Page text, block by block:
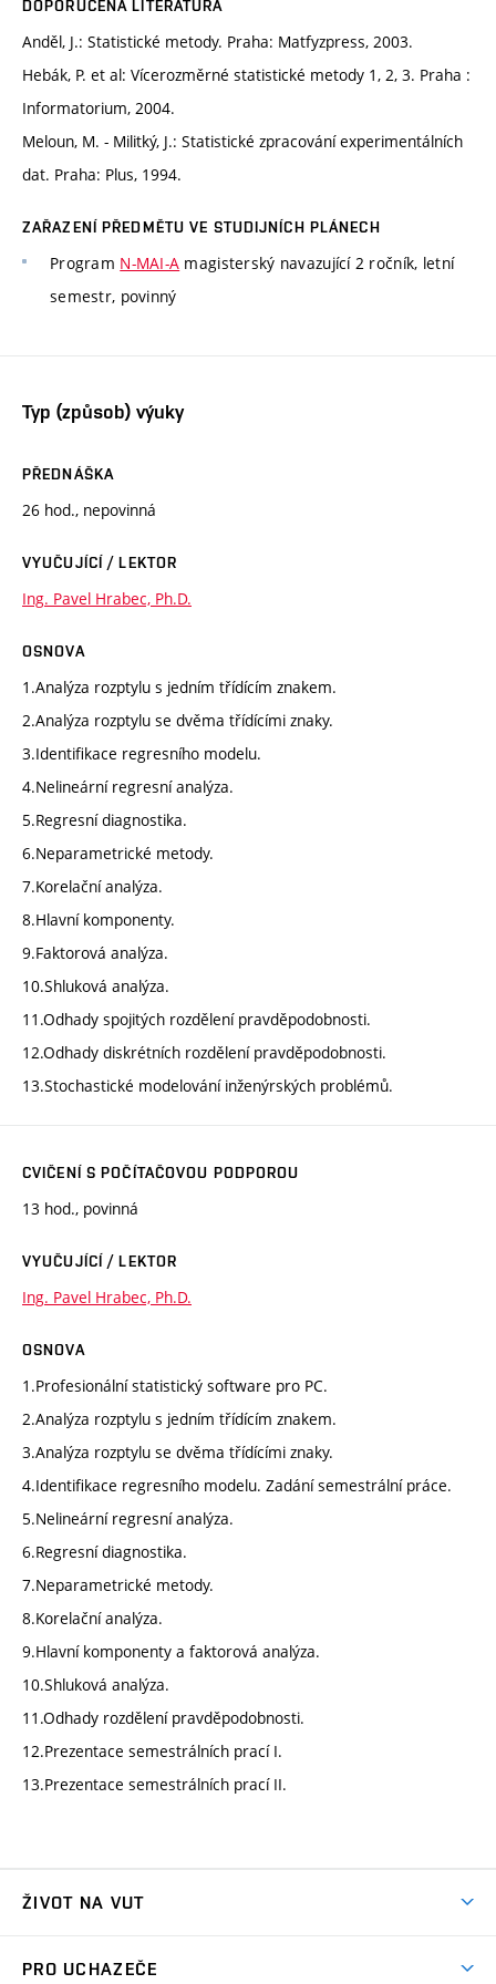
DOPORUČENÁ LITERATURA
Anděl, J.: Statistické metody. Praha: Matfyzpress, 2003.
Hebák, P. et al: Vícerozměrné statistické metody 1, 2, 3. Praha :
Informatorium, 2004.
Meloun, M. - Militký, J.: Statistické zpracování experimentálních
dat. Praha: Plus, 1994.
ZAŘAZENÍ PŘEDMĚTU VE STUDIJNÍCH PLÁNECH
Program N-MAI-A magisterský navazující 2 ročník, letní
semestr, povinný
Typ (způsob) výuky
PŘEDNÁŠKA
26 hod., nepovinná
VYUČUJÍCÍ / LEKTOR
Ing. Pavel Hrabec, Ph.D.
OSNOVA
1.Analýza rozptylu s jedním třídícím znakem.
2.Analýza rozptylu se dvěma třídícími znaky.
3.Identifikace regresního modelu.
4.Nelineární regresní analýza.
5.Regresní diagnostika.
6.Neparametrické metody.
7.Korelační analýza.
8.Hlavní komponenty.
9.Faktorová analýza.
10.Shluková analýza.
11.Odhady spojitých rozdělení pravděpodobnosti.
12.Odhady diskrétních rozdělení pravděpodobnosti.
13.Stochastické modelování inženýrských problémů.
CVIČENÍ S POČÍTAČOVOU PODPOROU
13 hod., povinná
VYUČUJÍCÍ / LEKTOR
Ing. Pavel Hrabec, Ph.D.
OSNOVA
1.Profesionální statistický software pro PC.
2.Analýza rozptylu s jedním třídícím znakem.
3.Analýza rozptylu se dvěma třídícími znaky.
4.Identifikace regresního modelu. Zadání semestrální práce.
5.Nelineární regresní analýza.
6.Regresní diagnostika.
7.Neparametrické metody.
8.Korelační analýza.
9.Hlavní komponenty a faktorová analýza.
10.Shluková analýza.
11.Odhady rozdělení pravděpodobnosti.
12.Prezentace semestrálních prací I.
13.Prezentace semestrálních prací II.
ŽIVOT NA VUT
PRO UCHAZEČE